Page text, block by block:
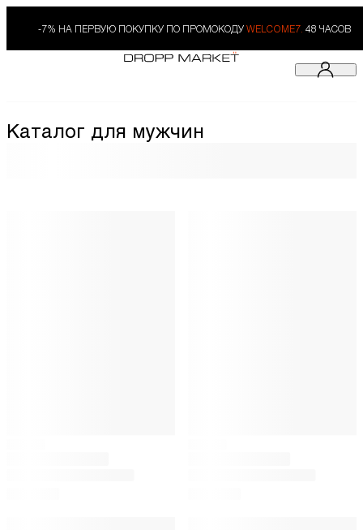
-7% НА ПЕРВУЮ ПОКУПКУ ПО ПРОМОКОДУ WELCOME7. 48 ЧАСОВ
Каталог для мужчин